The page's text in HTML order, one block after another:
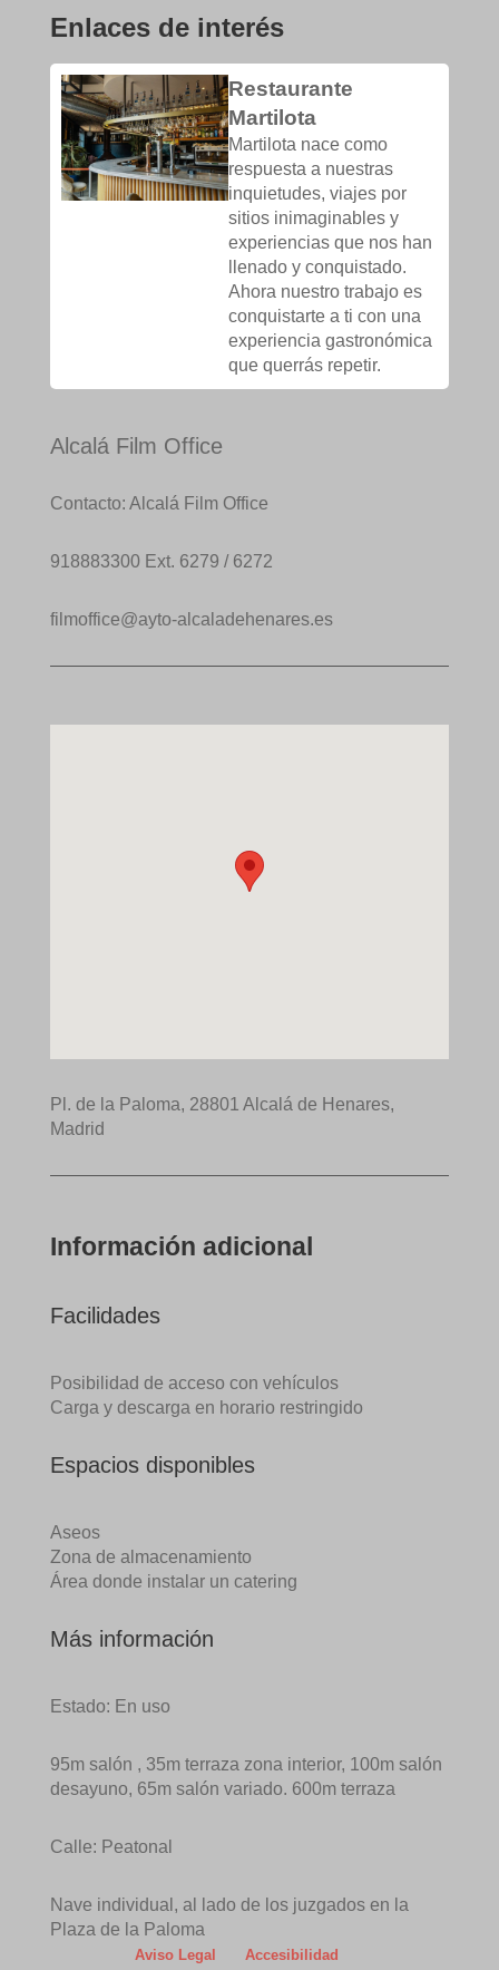
Enlaces de interés
Restaurante
Martilota
Martilota nace como
respuesta a nuestras
inquietudes, viajes por
sitios inimaginables y
experiencias que nos han
llenado y conquistado.
Ahora nuestro trabajo es
conquistarte a ti con una
experiencia gastronómica
que querrás repetir.
Alcalá Film Office
Contacto: Alcalá Film Office
918883300 Ext. 6279 / 6272
filmoffice@ayto-alcaladehenares.es
Pl. de la Paloma, 28801 Alcalá de Henares,
Madrid
Información adicional
Facilidades
Posibilidad de acceso con vehículos
Carga y descarga en horario restringido
Espacios disponibles
Aseos
Zona de almacenamiento
Área donde instalar un catering
Más información
Estado: En uso
95m salón , 35m terraza zona interior, 100m salón
desayuno, 65m salón variado. 600m terraza
Calle: Peatonal
Nave individual, al lado de los juzgados en la
Plaza de la Paloma
Aviso Legal Accesibilidad